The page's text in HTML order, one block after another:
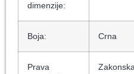
dimenzije:
Boja: Crna
Prava